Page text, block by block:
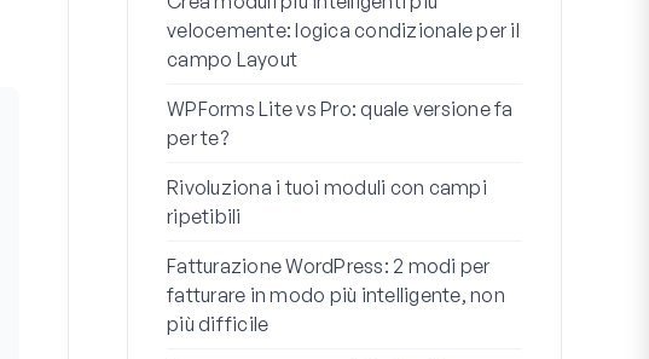
velocemente: logica condizionale per il
campo Layout
WPForms Lite vs Pro: quale versione fa
per te?
Rivoluziona i tuoi moduli con campi
ripetibili
Fatturazione WordPress: 2 modi per
fatturare in modo più intelligente, non
più difficile